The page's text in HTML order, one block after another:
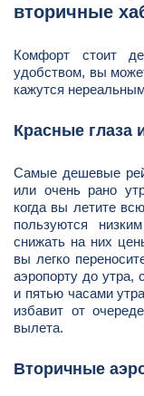
вторичные
Комфорт стоит
удобством, вы
кажутся
Красные глаза
Самые дешевые
или очень рано
когда вы летите
пользуются
снижать на них
вы легко
аэропорту до
и пятью часами
избавит от
вылета.
Вторичные